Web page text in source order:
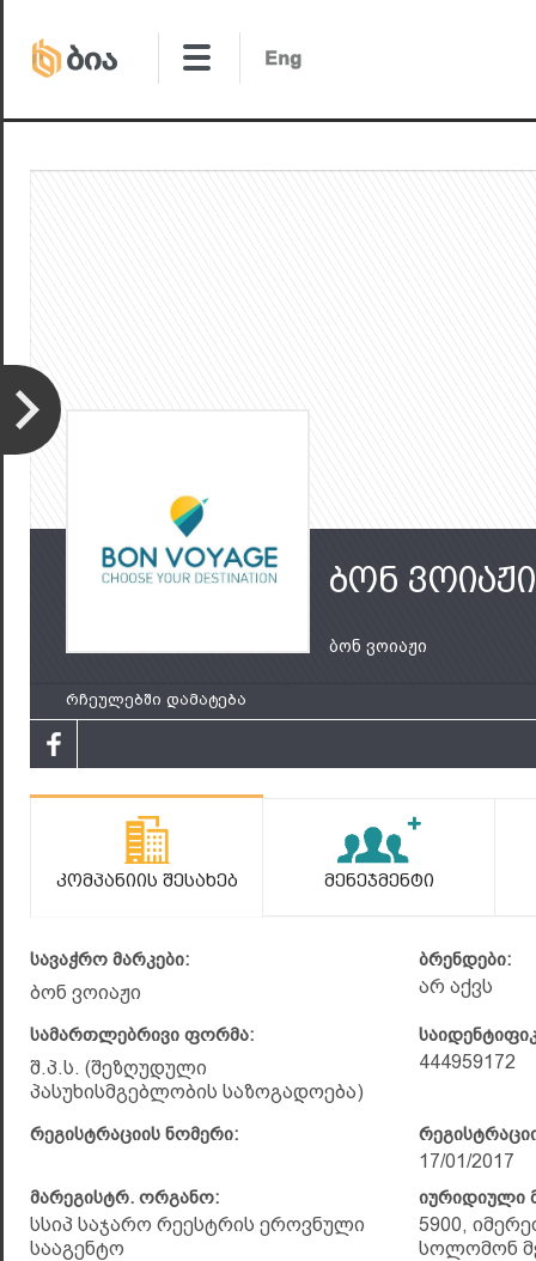
ბონ ვოიაჟი
ბონ ვოიაჟი
რჩეულებში დამატება
Კომპანიის Შესახებ Მენეჯმენტი
სავაჭრო მარკები:
ბონ ვოიაჟი
ბრენდები:
არ აქვს
სამართლებრივი ფორმა:
შ.პ.ს. (შეზღუდული
პასუხისმგებლობის საზოგადოება)
444959172
რეგისტრაციის ნომერი:
17/01/2017
მარეგისტრ. ორგანო:
სსიპ საჯარო რეესტრის ეროვნული
სააგენტო
იურიდიული
5900,
სოლომონ